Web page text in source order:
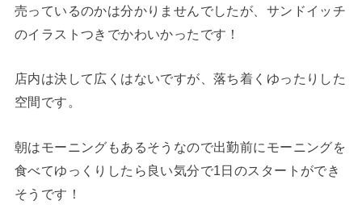
売っているのかは分かりませんでしたが、サンドイッチ
のイラストつきでかわいかったです！
店内は決して広くはないですが、落ち着くゆったりした
空間です。
朝はモーニングもあるそうなので出勤前にモーニングを
食べてゆっくりしたら良い気分で1日のスタートができ
そうです！